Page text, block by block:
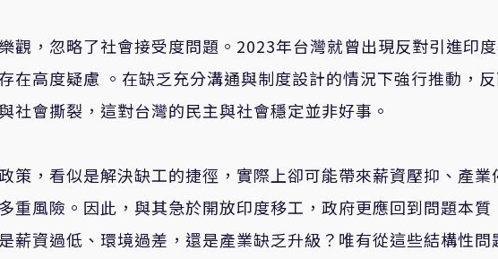
觀，忽略了社會接受度問題。2023年台灣就曾出現反對引進印
在高度疑慮 。在缺乏充分溝通與制度設計的情況下強行推動，
社會撕裂，這對台灣的民主與社會穩定並非好事。
策，看似是解決缺工的捷徑，實際上卻可能帶來薪資壓抑、產業
重風險。因此，與其急於開放印度移工，政府更應回到問題本質
薪資過低、環境過差，還是產業缺乏升級？唯有從這些結構性問